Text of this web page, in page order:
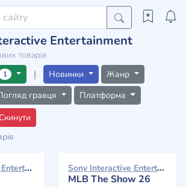
Entertainment
товарів
1 | Новинки
Жанр
гравця
Платформа
Скинути
Sony Interactive Entertainment 2026
Sony Interactive Entertainment 2026
MLB The Show 26